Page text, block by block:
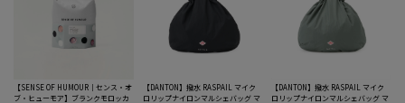
【SENSE OF HUMOUR｜センス・オ
ブ・ヒューモア】ブランクモロッカ
【DANTON】撥水 RASPAIL マイク
ロリップナイロンマルシェバッグ マ
【DANTON】撥水 RASPAIL マイク
ロリップナイロンマルシェバッグ マ